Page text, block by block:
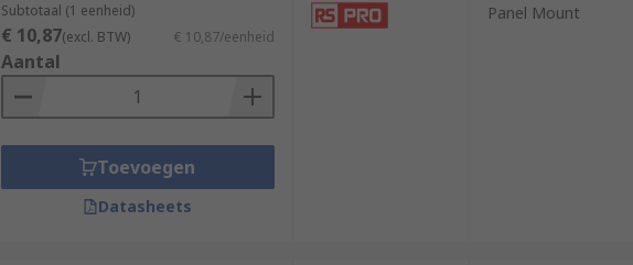
Subtotaal (1 eenheid)
€ 10,87(excl. BTW) € 10,87/eenheid
Aantal
Toevoegen
Datasheets
Panel Mount